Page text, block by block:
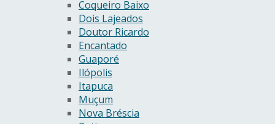
Coqueiro Baixo
Dois Lajeados
Doutor Ricardo
Encantado
Guaporé
Ilópolis
Itapuca
Muçum
Nova Bréscia